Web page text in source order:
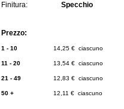
Finitura:
Specchio
Prezzo:
1 - 10 14,25 € ciascuno
11 - 20 13,54 € ciascuno
21 - 49 12,83 € ciascuno
50 + 12,11 € ciascuno